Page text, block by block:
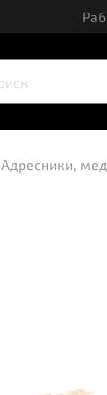
Адресники,